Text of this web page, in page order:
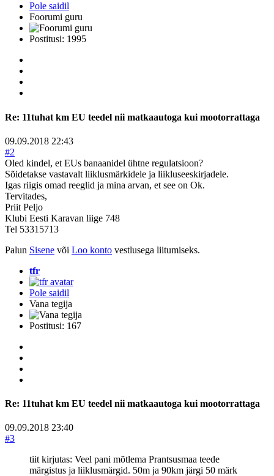
Pole saidil
Foorumi guru
Postitusi: 1995
Re: 11tuhat km EU teedel nii matkaautoga kui mootorrattaga
09.09.2018 22:43
#2
Oled kindel, et EUs banaanidel ühtne regulatsioon?
Sõidetakse vastavalt liiklusmärkidele ja liikluseeskirjadele.
Igas riigis omad reeglid ja mina arvan, et see on Ok.
Tervitades,
Priit Peljo
Klubi Eesti Karavan liige 748
Tel 53315713
Palun Sisene või Loo konto vestlusega liitumiseks.
tfr
Pole saidil
Vana tegija
Postitusi: 167
Re: 11tuhat km EU teedel nii matkaautoga kui mootorrattaga
09.09.2018 23:40
#3
tiit kirjutas: Veel pani mõtlema Prantsusmaa teede
märgistus ja liiklusmärgid. 50m ja 90km järgi 50 märk